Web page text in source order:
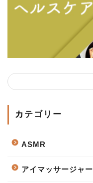
カテゴリー
ASMR
アイマッサージャー